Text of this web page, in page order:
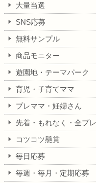
大量当選
SNS応募
無料サンプル
商品モニター
遊園地・テーマパーク
育児・子育てママ
プレママ・妊婦さん
先着・もれなく・全プレ
コツコツ懸賞
毎日応募
毎週・毎月・定期応募